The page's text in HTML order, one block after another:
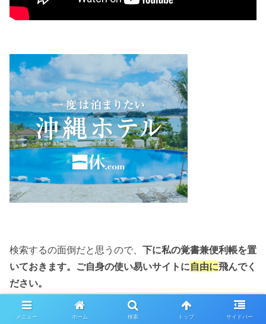
検索するの面倒だと思うので、 下に私の覚書兼便利帳を置
いておきます。ご自身の使い易いサイトに自由に飛んでく
ださい。
yahooトラベル
メニュー ホーム 検索 トップ サイドバー